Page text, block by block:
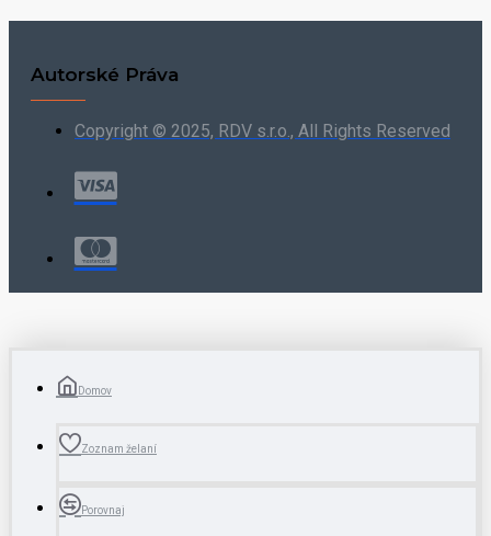
Autorské Práva
Copyright © 2025, RDV s.r.o., All Rights Reserved
Domov
Zoznam želaní
Porovnaj